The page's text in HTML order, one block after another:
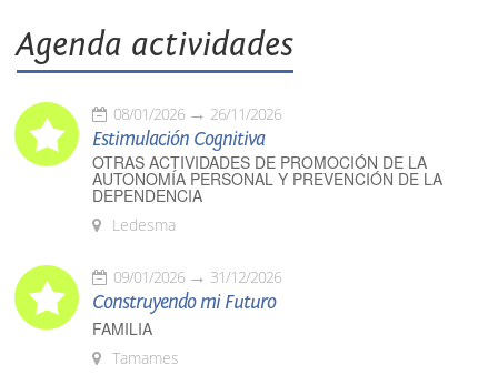
Agenda actividades
08/01/2026 26/11/2026
Estimulación Cognitiva
OTRAS ACTIVIDADES DE PROMOCIÓN DE LA
AUTONOMÍA PERSONAL Y PREVENCIÓN DE LA
DEPENDENCIA
Ledesma
09/01/2026 31/12/2026
Construyendo mi Futuro
FAMILIA
Tamames